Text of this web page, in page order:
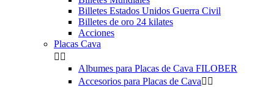
Billetes Estados Unidos Guerra Civil
Billetes de oro 24 kilates
Acciones
Placas Cava
 
Albumes para Placas de Cava FILOBER
Accesorios para Placas de Cava 